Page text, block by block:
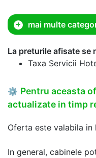
mai multe
La preturile afisate se
Taxa Servicii
⚙ Pentru aceasta
actualizate in timp
Oferta este valabila
In general, cabinele